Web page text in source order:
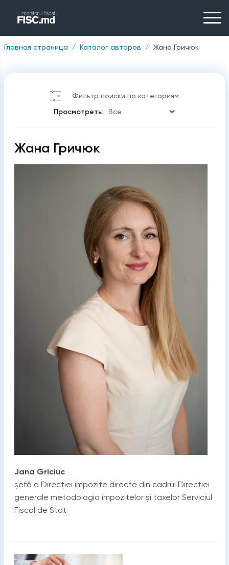
Главная страница Каталог авторов Жана Гричюк
Фильтр поиски по категориям
Просмотреть:
Жана Гричюк
Jana Griciuc
șefă a Direcției impozite directe din cadrul Direcției
generale metodologia impozitelor și taxelor Serviciul
Fiscal de Stat